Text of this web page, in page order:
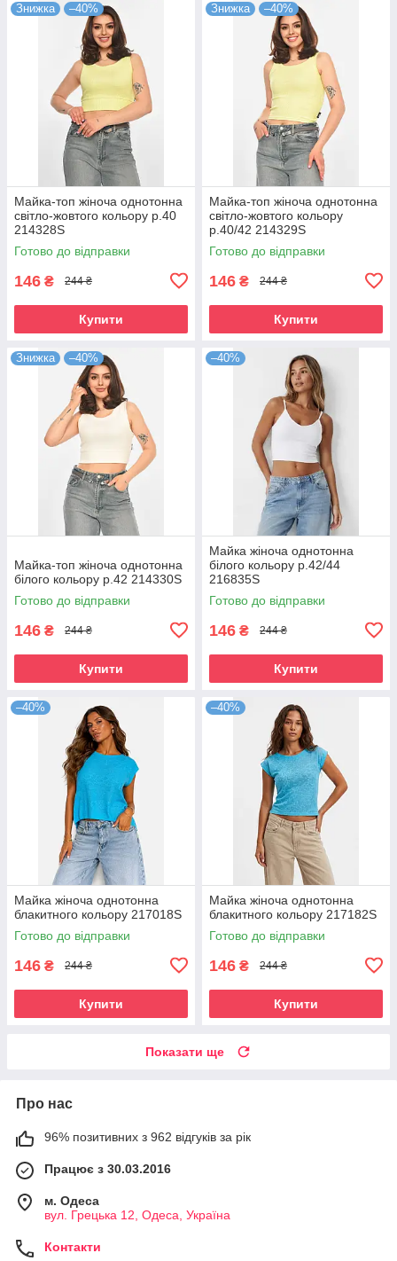
Знижка –40%
Майка-топ жіноча однотонна
світло-жовтого кольору р.40
214328S
Готово до відправки
146 ₴ 244 ₴
Купити
Знижка –40%
Майка-топ жіноча однотонна
світло-жовтого кольору
р.40/42 214329S
Готово до відправки
146 ₴ 244 ₴
Купити
Знижка –40%
Майка-топ жіноча однотонна
білого кольору р.42 214330S
Готово до відправки
146 ₴ 244 ₴
Купити
–40%
Майка жіноча однотонна
білого кольору р.42/44
216835S
Готово до відправки
146 ₴ 244 ₴
Купити
–40%
Майка жіноча однотонна
блакитного кольору 217018S
Готово до відправки
146 ₴ 244 ₴
Купити
–40%
Майка жіноча однотонна
блакитного кольору 217182S
Готово до відправки
146 ₴ 244 ₴
Купити
Показати ще
Про нас
96% позитивних з 962 відгуків за рік
Працює з 30.03.2016
м. Одеса
вул. Грецька 12, Одеса, Україна
Контакти